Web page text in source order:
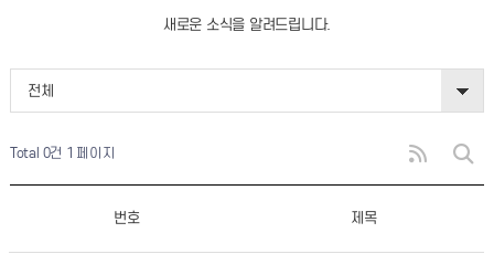
새로운 소식을 알려드립니다.
전체
Total 0건 1 페이지
번호 제목